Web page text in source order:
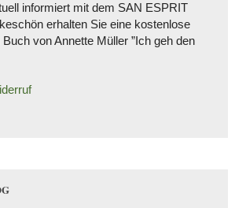
informiert mit dem SAN ESPRIT
erhalten Sie eine kostenlose
von Annette Müller ”Ich geh den